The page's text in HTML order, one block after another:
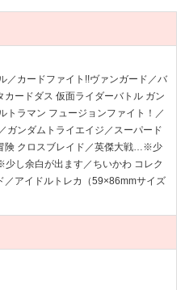
／カードファイト!!ヴァンガード／バ
カードダス 仮面ライダーバトル ガン
トラマン フュージョンファイト！／
ガンダムトライエイジ／スーパード
険 クロスブレイド／英傑大戦…※少
し余白が出ます／ちいかわ コレク
／アイドルトレカ（59×86mmサイズ